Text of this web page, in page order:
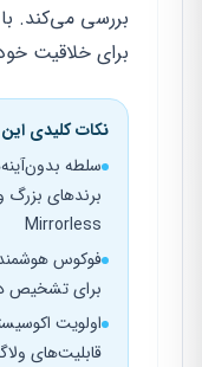
بررسی می‌کند. با
برای خلاقیت
نکات کلیدی این
برندهای بزرگ
Mirrorless
فوکوس
برای تشخیص
اولویت
قابلیت‌های